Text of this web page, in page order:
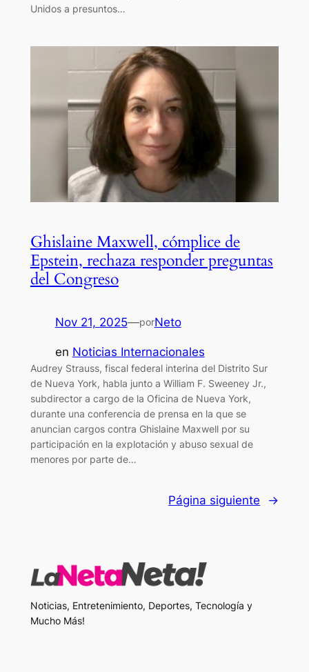
Unidos a presuntos…
Ghislaine Maxwell, cómplice de
Epstein, rechaza responder preguntas
del Congreso
Nov 21, 2025—porNeto
en Noticias Internacionales
Audrey Strauss, fiscal federal interina del Distrito Sur
de Nueva York, habla junto a William F. Sweeney Jr.,
subdirector a cargo de la Oficina de Nueva York,
durante una conferencia de prensa en la que se
anuncian cargos contra Ghislaine Maxwell por su
participación en la explotación y abuso sexual de
menores por parte de…
Página siguiente →
Noticias, Entretenimiento, Deportes, Tecnología y
Mucho Más!